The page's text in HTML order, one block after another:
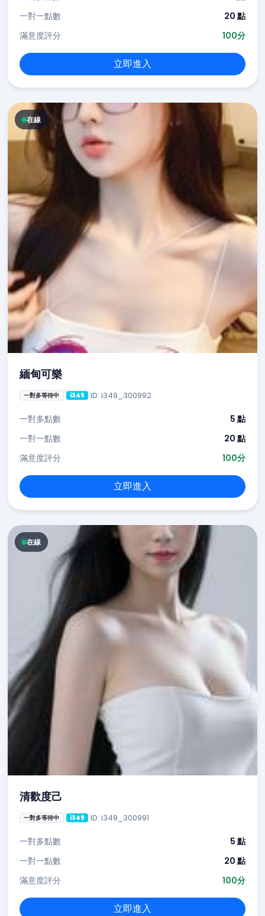
一對一點數
20 點
滿意度評分
100分
立即進入
在線
緬甸可樂
一對多等待中 i349 ID: i349_300992
一對多點數
5 點
一對一點數
20 點
滿意度評分
100分
立即進入
在線
清歡度己
一對多等待中 i349 ID: i349_300991
一對多點數
5 點
一對一點數
20 點
滿意度評分
100分
立即進入